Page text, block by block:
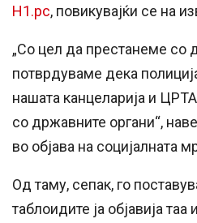
Н1.рс, повикувајќи се на
„Со цел да престанеме со
потврдуваме дека
нашата канцеларија и
со државните органи“,
во објава на социјалната
Од таму, сепак, го
таблоидите ја објавија